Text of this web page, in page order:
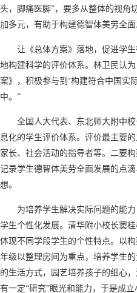
头，脚痛医脚”，要多从整体的视角
加多元，有助于构建德智体美劳全面
让《总体方案》落地，促进学
地构建科学的评价体系。林卫民认
案》，积极参与到‘构建符合中国实
中。”
全国人大代表、东北师大附中
息化的学生评价体系。评价最主要
家长、社会活动的指导者等。二要
记录学生德智体美劳全面发展的点
想。
为培养学生解决实际问题的能
学生个性化发展。清华附小校长窦桂
体现不同学段学生的个性特点。以
年级以整理房间为重点，培养学生
的生活方式，园艺培养孩子的细心
有一定“研究”眼光和能力，于是成